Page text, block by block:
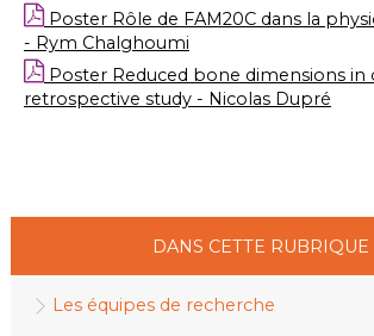
Poster Rôle de FAM20C dans la
- Rym Chalghoumi
Poster Reduced bone dimensions in
retrospective study - Nicolas Dupré
DANS CETTE
Les équipes de recherche